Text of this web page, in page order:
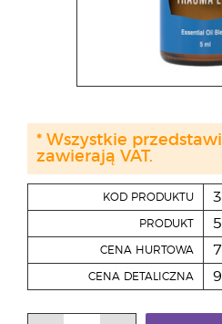
KOD PRODUKTU
PRODUKT
CENA HURTOWA
CENA DETALICZNA
* Wszystkie
zawierają VAT.